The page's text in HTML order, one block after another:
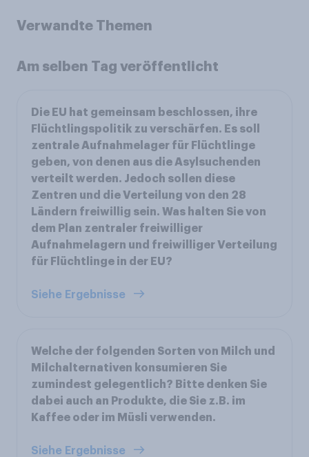
Verwandte Themen
Am selben Tag veröffentlicht
Die EU hat gemeinsam beschlossen, ihre
Flüchtlingspolitik zu verschärfen. Es soll
zentrale Aufnahmelager für Flüchtlinge
geben, von denen aus die Asylsuchenden
verteilt werden. Jedoch sollen diese
Zentren und die Verteilung von den 28
Ländern freiwillig sein. Was halten Sie von
dem Plan zentraler freiwilliger
Aufnahmelagern und freiwilliger Verteilung
für Flüchtlinge in der EU?
Siehe Ergebnisse
Welche der folgenden Sorten von Milch und
Milchalternativen konsumieren Sie
zumindest gelegentlich? Bitte denken Sie
dabei auch an Produkte, die Sie z.B. im
Kaffee oder im Müsli verwenden.
Siehe Ergebnisse